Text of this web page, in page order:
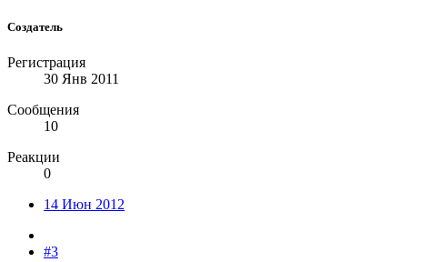
Создатель
Регистрация
30 Янв 2011
Сообщения
10
Реакции
0
14 Июн 2012
#3